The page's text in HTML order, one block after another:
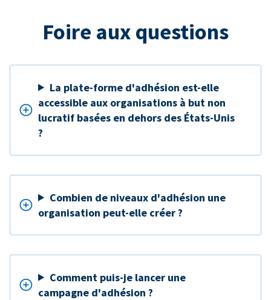
Foire aux questions
La plate-forme d'adhésion est-elle
accessible aux organisations à but non
lucratif basées en dehors des États-Unis
?
Combien de niveaux d'adhésion une
organisation peut-elle créer ?
Comment puis-je lancer une
campagne d'adhésion ?